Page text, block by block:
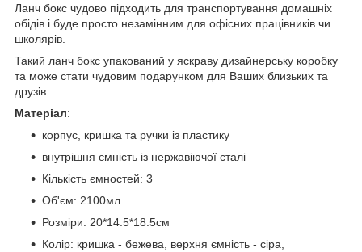
Ланч бокс чудово підходить для транспортування домашніх
обідів і буде просто незамінним для офісних працівників чи
школярів.
Такий ланч бокс упакований у яскраву дизайнерську коробку
та може стати чудовим подарунком для Ваших близьких та
друзів.
Матеріал:
корпус, кришка та ручки із пластику
внутрішня ємність із нержавіючої сталі
Кількість ємностей: 3
Об'єм: 2100мл
Розміри: 20*14.5*18.5см
Колір: кришка - бежева, верхня ємність - сіра,